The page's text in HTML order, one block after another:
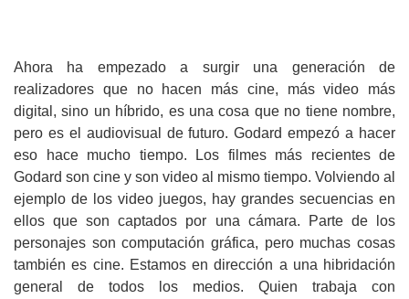
Ahora ha empezado a surgir una generación de
realizadores que no hacen más cine, más video más
digital, sino un híbrido, es una cosa que no tiene nombre,
pero es el audiovisual de futuro. Godard empezó a hacer
eso hace mucho tiempo. Los filmes más recientes de
Godard son cine y son video al mismo tiempo. Volviendo al
ejemplo de los video juegos, hay grandes secuencias en
ellos que son captados por una cámara. Parte de los
personajes son computación gráfica, pero muchas cosas
también es cine. Estamos en dirección a una hibridación
general de todos los medios. Quien trabaja con